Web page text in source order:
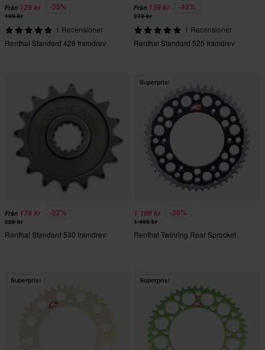
Från 129 kr -35%
199 kr
1 Recensioner
Renthal Standard 428 framdrev
Från 159 kr -43%
279 kr
1 Recensioner
Renthal Standard 525 framdrev
Från 179 kr -22%
229 kr
Renthal Standard 530 framdrev
Superpris!
1 199 kr -20%
1 499 kr
Renthal Twinring Rear Sprocket
Superpris! Superpris!